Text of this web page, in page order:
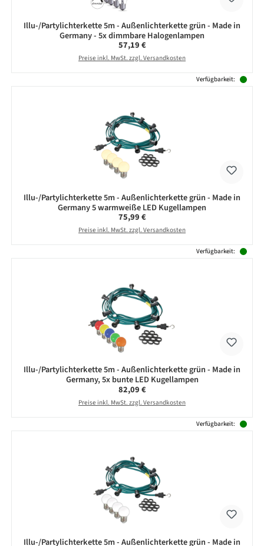
Illu-/Partylichterkette 5m - Außenlichterkette grün - Made in
Germany - 5x dimmbare Halogenlampen
Regulärer Preis:
57,19 €
Preise inkl. MwSt. zzgl. Versandkosten
Verfügbarkeit:
Illu-/Partylichterkette 5m - Außenlichterkette grün - Made in
Germany 5 warmweiße LED Kugellampen
Regulärer Preis:
75,99 €
Preise inkl. MwSt. zzgl. Versandkosten
Verfügbarkeit:
Illu-/Partylichterkette 5m - Außenlichterkette grün - Made in
Germany, 5x bunte LED Kugellampen
Regulärer Preis:
82,09 €
Preise inkl. MwSt. zzgl. Versandkosten
Verfügbarkeit:
Illu-/Partylichterkette 5m - Außenlichterkette grün - Made in